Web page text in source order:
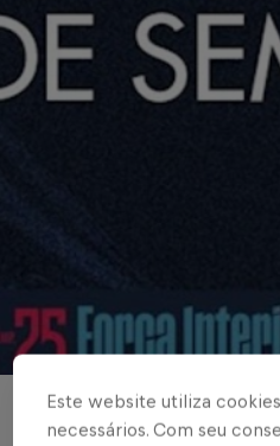
BRASILEIRÃO
Este website utiliza
necessários. Com seu